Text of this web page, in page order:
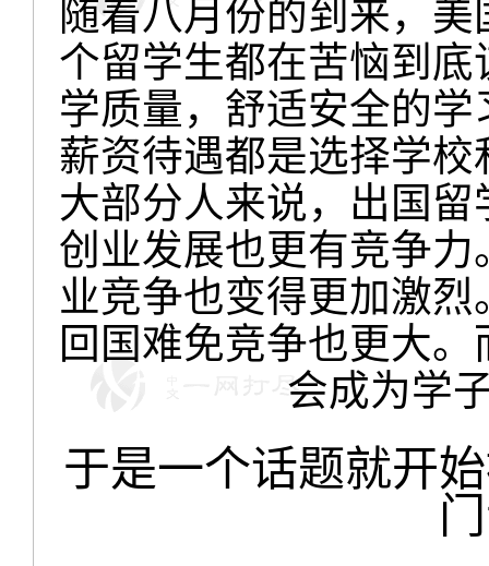
随着八月份的到来，
个留学生都在苦恼到
学质量，舒适安全的
薪资待遇都是选择学
大部分人来说，出国
创业发展也更有竞争
业竞争也变得更加激
回国难免竞争也更大
会成为学
于是一个话题就开